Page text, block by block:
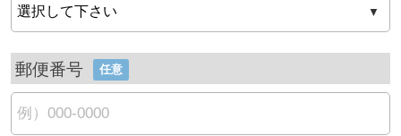
郵便番号 任意